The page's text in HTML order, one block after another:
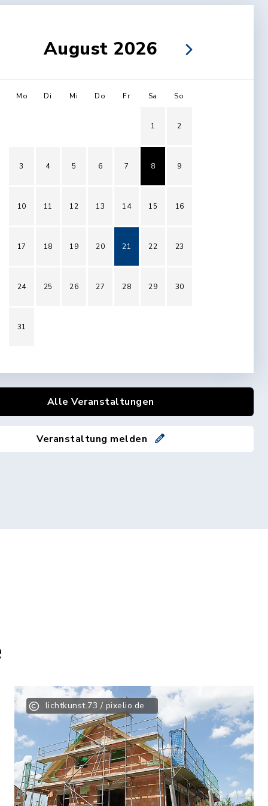
August 2026
Mo Di Mi Do Fr Sa So
1 2
3 4 5 6 7 8 9
10 11 12 13 14 15 16
17 18 19 20 21 22 23
24 25 26 27 28 29 30
31
Alle Veranstaltungen
Veranstaltung melden
lichtkunst.73 / pixelio.de